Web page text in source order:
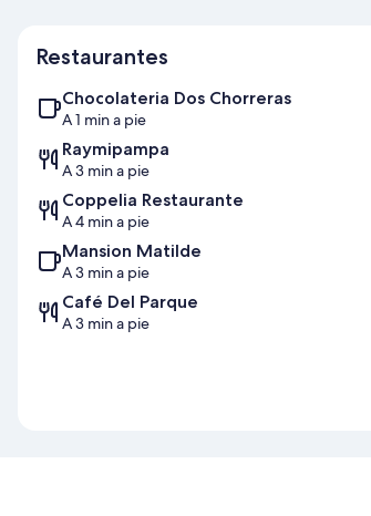
Restaurantes
Chocolateria Dos Chorreras
A 1 min a pie
Raymipampa
A 3 min a pie
Coppelia Restaurante
A 4 min a pie
Mansion Matilde
A 3 min a pie
Café Del Parque
A 3 min a pie